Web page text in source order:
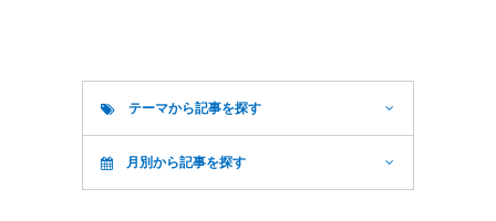
テーマから記事を探す
月別から記事を探す